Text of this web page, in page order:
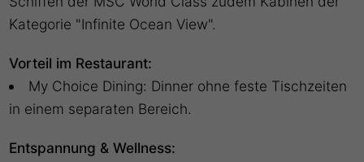
Kategorie "Infinite Ocean View".
Vorteil im Restaurant:
My Choice Dining: Dinner ohne feste Tischzeiten
in einem separaten Bereich.
Entspannung & Wellness: